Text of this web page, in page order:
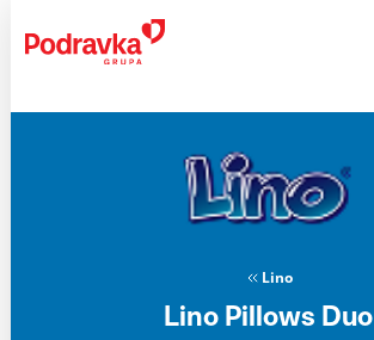
content
Lino
Lino Pillows Duo